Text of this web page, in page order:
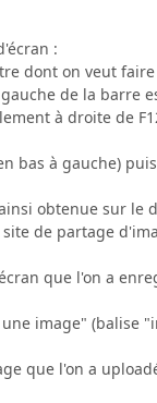
:
dont on veut
de la barre
à droite de
bas à gauche)
obtenue sur le
de partage
que l'on a
image" (balise
que l'on a